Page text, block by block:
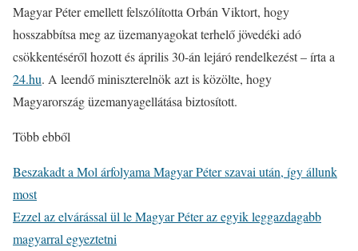
Magyar Péter emellett felszólította Orbán Viktort, hogy
hosszabbítsa meg az üzemanyagokat terhelő jövedéki adó
csökkentéséről hozott és április 30-án lejáró rendelkezést – írta a
24.hu. A leendő miniszterelnök azt is közölte, hogy
Magyarország üzemanyagellátása biztosított.
Több ebből
Beszakadt a Mol árfolyama Magyar Péter szavai után, így állunk
most
Ezzel az elvárással ül le Magyar Péter az egyik leggazdagabb
magyarral egyeztetni